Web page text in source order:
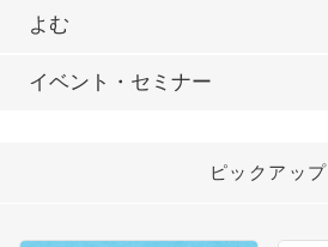
よむ
イベント・セミナー
ピックアップ